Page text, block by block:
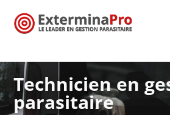
Technicien en
parasitaire